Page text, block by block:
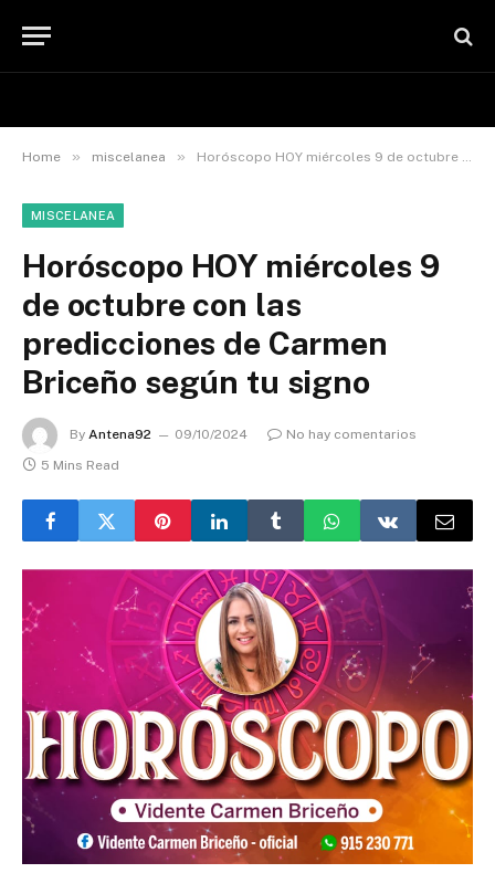
Home » miscelanea » Horóscopo HOY miércoles 9 de octubre con las predicciones de Carmen Briceño según tu signo
MISCELANEA
Horóscopo HOY miércoles 9
de octubre con las
predicciones de Carmen
Briceño según tu signo
By Antena92 09/10/2024
No hay comentarios
5 Mins Read